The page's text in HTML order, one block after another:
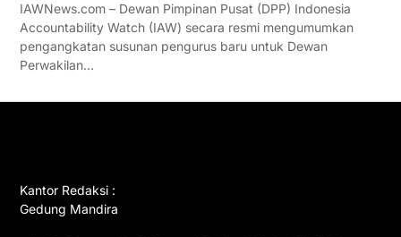
IAWNews.com – Dewan Pimpinan Pusat (DPP) Indonesia
Accountability Watch (IAW) secara resmi mengumumkan
pengangkatan susunan pengurus baru untuk Dewan
Perwakilan…
Kantor Redaksi :
Gedung Mandira